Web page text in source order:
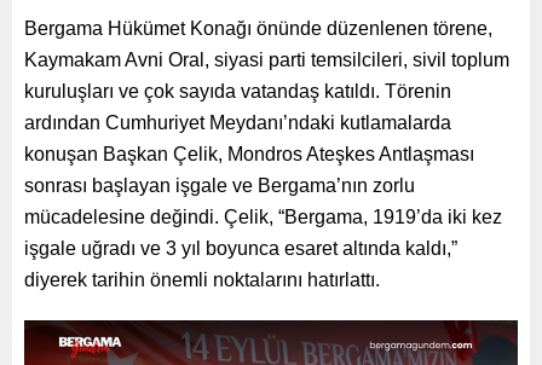
Bergama Hükümet Konağı önünde düzenlenen törene,
Kaymakam Avni Oral, siyasi parti temsilcileri, sivil toplum
kuruluşları ve çok sayıda vatandaş katıldı. Törenin
ardından Cumhuriyet Meydanı’ndaki kutlamalarda
konuşan Başkan Çelik, Mondros Ateşkes Antlaşması
sonrası başlayan işgale ve Bergama’nın zorlu
mücadelesine değindi. Çelik, “Bergama, 1919’da iki kez
işgale uğradı ve 3 yıl boyunca esaret altında kaldı,”
diyerek tarihin önemli noktalarını hatırlattı.